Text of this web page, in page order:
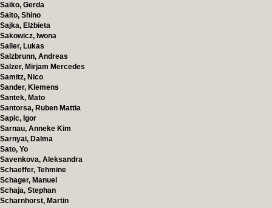
Saiko, Gerda
Saito, Shino
Sajka, Elżbieta
Sakowicz, Iwona
Saller, Lukas
Salzbrunn, Andreas
Salzer, Mirjam Mercedes
Samitz, Nico
Sander, Klemens
Santek, Mato
Santorsa, Ruben Mattia
Sapic, Igor
Sarnau, Anneke Kim
Sarnyai, Dalma
Sato, Yo
Savenkova, Aleksandra
Schaeffer, Tehmine
Schager, Manuel
Schaja, Stephan
Scharnhorst, Martin